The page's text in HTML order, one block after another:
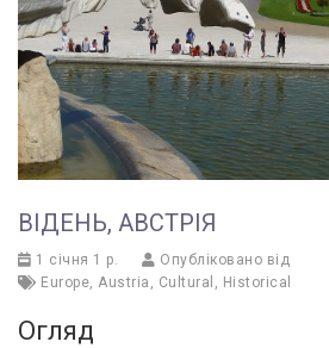
ВІДЕНЬ, АВСТРІЯ
1 січня 1 р.
Опубліковано від
Europe, Austria , Cultural , Historical
Огляд